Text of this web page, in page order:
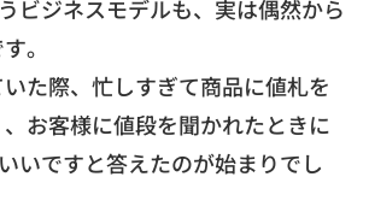
ビジネスモデルも、 実は偶然から
。
た際、忙しすぎて商品に値札を
お客様に値段を聞かれたときに
いですと答えたのが始まりでし